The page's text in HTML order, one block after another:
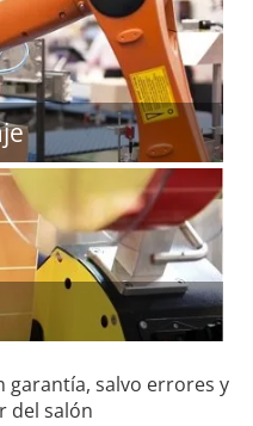
garantía, salvo errores y
del salón